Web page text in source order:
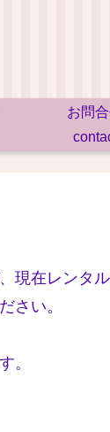
お問
現在レンタ
さい。
。